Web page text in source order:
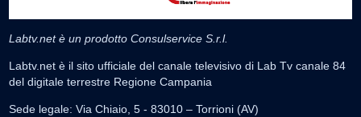
Labtv.net è un prodotto Consulservice S.r.l.
Labtv.net è il sito ufficiale del canale televisivo di Lab Tv canale 84
del digitale terrestre Regione Campania
Sede legale: Via Chiaio, 5 - 83010 – Torrioni (AV)